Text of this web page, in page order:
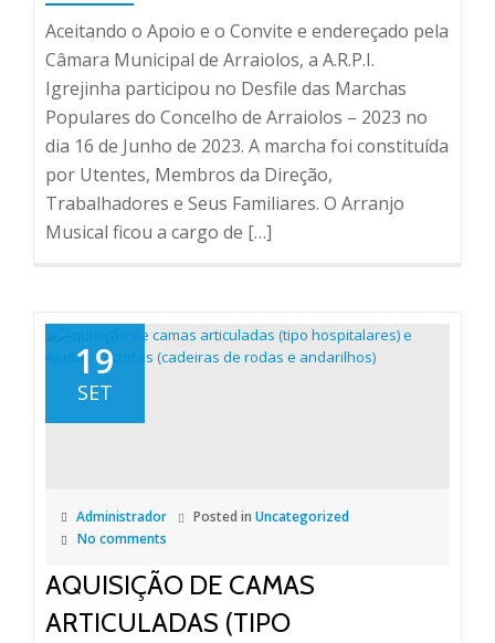
Aceitando o Apoio e o Convite e endereçado pela
Câmara Municipal de Arraiolos, a A.R.P.I.
Igrejinha participou no Desfile das Marchas
Populares do Concelho de Arraiolos – 2023 no
dia 16 de Junho de 2023. A marcha foi constituída
por Utentes, Membros da Direção,
Trabalhadores e Seus Familiares. O Arranjo
Musical ficou a cargo de […]
19
SET
Administrador Posted in Uncategorized
No comments
AQUISIÇÃO DE CAMAS
ARTICULADAS (TIPO